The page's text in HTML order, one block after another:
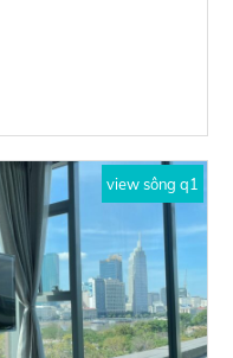
view sông q1